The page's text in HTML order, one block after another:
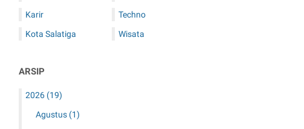
Karir
Kota Salatiga
Techno
Wisata
ARSIP
2026 (19)
Agustus (1)